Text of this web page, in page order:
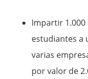
Impartir
estudiantes a
varias
por valor de